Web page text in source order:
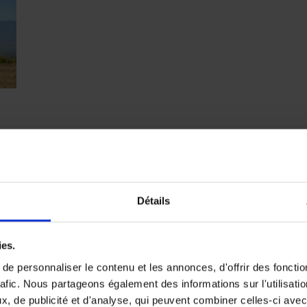
Détails
personnaliser le contenu et les annonces, d'offrir des
Nous partageons également des informations sur
de publicité et d'analyse, qui peuvent combiner celles-ci